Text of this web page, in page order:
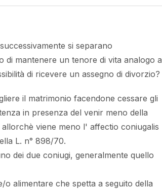
si separano
di mantenere un tenore di vita analogo a
di ricevere un assegno di divorzio?
il matrimonio facendone cessare gli
in presenza del venir meno della
viene meno l' affectio coniugalis
L. n° 898/70.
dei due coniugi, generalmente quello
o alimentare che spetta a seguito della